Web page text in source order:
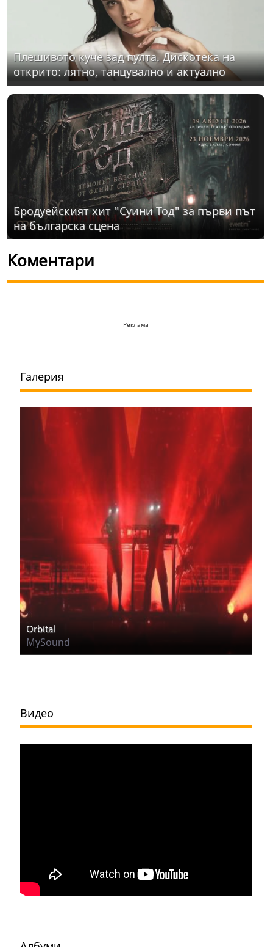
Плешивото куче зад пулта. Дискотека на
открито: лятно, танцувално и актуално
Бродуейският хит "Суини Тод" за първи път
на българска сцена
Коментари
Реклама
Галерия
Orbital
MySound
Видео